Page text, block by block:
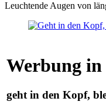
Leuchtende Augen von
Werbung
geht in den Kopf,